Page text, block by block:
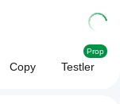
Copy Testler
Prop